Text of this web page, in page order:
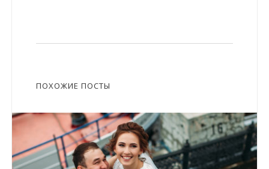
ПОХОЖИЕ ПОСТЫ